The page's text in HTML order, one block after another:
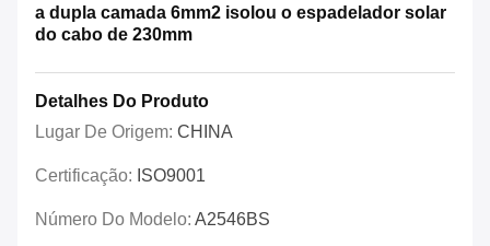
a dupla camada 6mm2 isolou o espadelador solar
do cabo de 230mm
Detalhes Do Produto
Lugar De Origem: CHINA
Certificação: ISO9001
Número Do Modelo: A2546BS